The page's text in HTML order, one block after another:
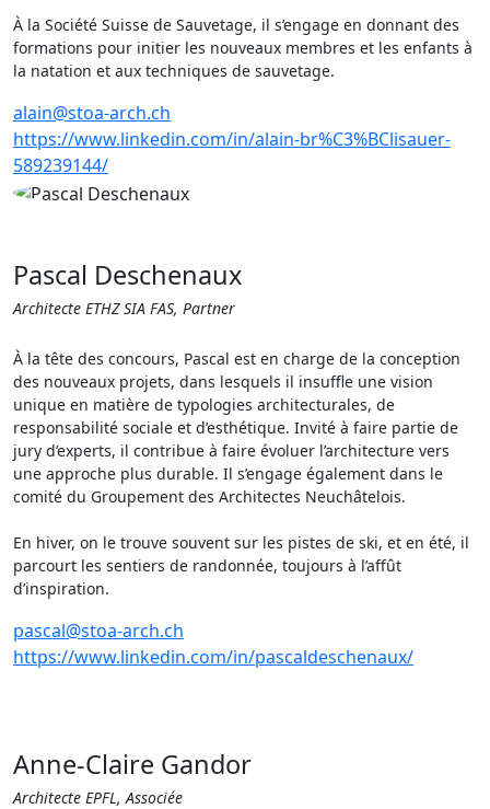
À la Société Suisse de Sauvetage, il s’engage en donnant des
formations pour initier les nouveaux membres et les enfants à
la natation et aux techniques de sauvetage.
alain@stoa-arch.ch
https://www.linkedin.com/in/alain-br%C3%BClisauer-
589239144/
Pascal Deschenaux
Architecte ETHZ SIA FAS, Partner
À la tête des concours, Pascal est en charge de la conception
des nouveaux projets, dans lesquels il insuffle une vision
unique en matière de typologies architecturales, de
responsabilité sociale et d’esthétique. Invité à faire partie de
jury d’experts, il contribue à faire évoluer l’architecture vers
une approche plus durable. Il s’engage également dans le
comité du Groupement des Architectes Neuchâtelois.
En hiver, on le trouve souvent sur les pistes de ski, et en été, il
parcourt les sentiers de randonnée, toujours à l’affût
d’inspiration.
pascal@stoa-arch.ch
https://www.linkedin.com/in/pascaldeschenaux/
Anne-Claire Gandor
Architecte EPFL, Associée